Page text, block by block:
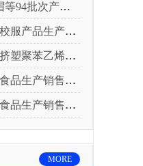
品抽查不合格！
南市市场监管局通报！
业被广元市市场监督管理局通报！
市场监督管理局通告！
区市场监督管理局公告！
MORE